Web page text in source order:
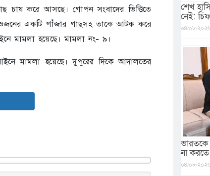
চাষ করে আসছে। গোপন সংবাদের ভিত্তিতে
একটি গাঁজার গাছসহ তাকে আটক করে
মামলা হয়েছে। মামলা নং- ৯।
মামলা হয়েছে। দুপুরের দিকে আদালতের
শেখ
নেই:
০৪/০৮/
ভারতকে
না
০৪/০৮/